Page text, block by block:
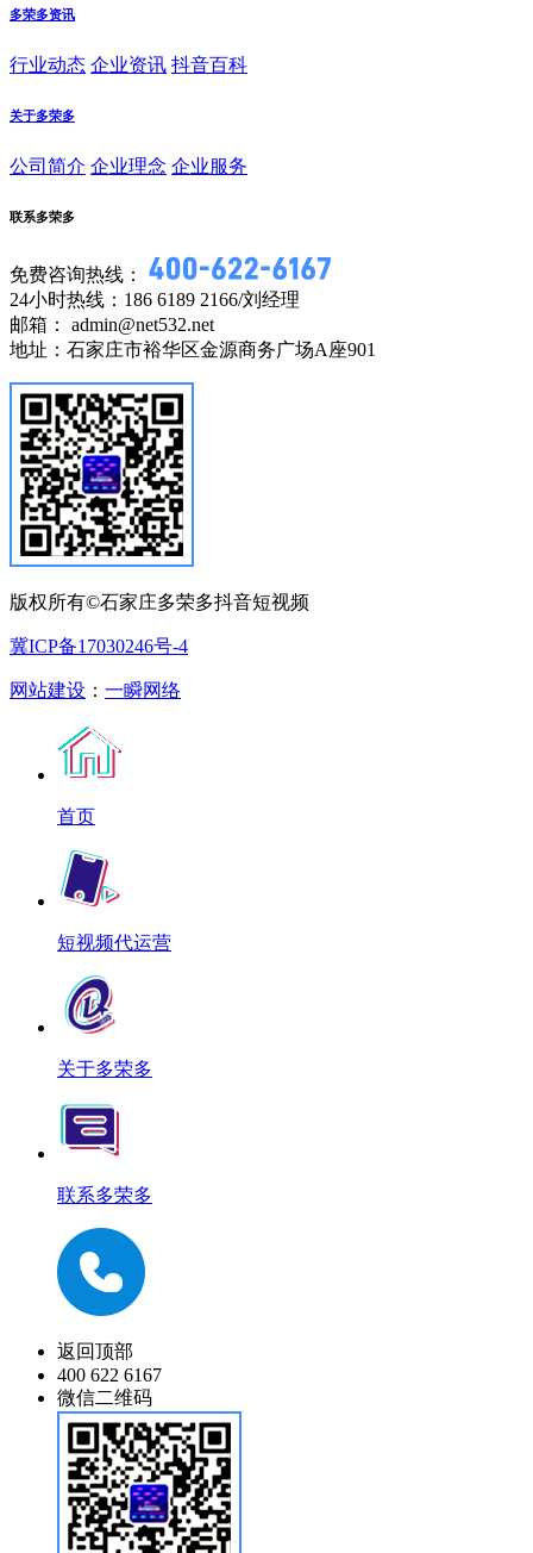
多荣多资讯
行业动态 企业资讯 抖音百科
关于多荣多
公司简介 企业理念 企业服务
联系多荣多
免费咨询热线：
24小时热线：186 6189 2166/刘经理
邮箱： admin@net532.net
地址：石家庄市裕华区金源商务广场A座901
版权所有©石家庄多荣多抖音短视频
冀ICP备17030246号-4
网站建设 ： 一瞬网络
首页
短视频代运营
关于多荣多
联系多荣多
返回顶部
400 622 6167
微信二维码